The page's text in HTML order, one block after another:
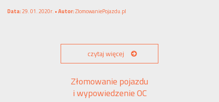
Data:29. 01. 2020r. •Autor:ZlomowaniePojazdu.pl
czytaj więcej
Złomowanie pojazdu
i wypowiedzenie OC